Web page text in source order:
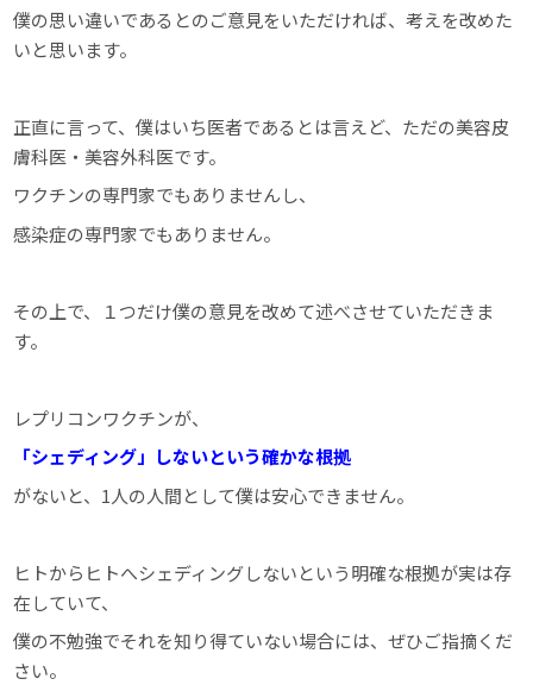
僕の思い違いであるとのご意見をいただければ、考えを改めた
いと思います。
正直に言って、僕はいち医者であるとは言えど、ただの美容皮
膚科医・美容外科医です。
ワクチンの専門家でもありませんし、
感染症の専門家でもありません。
その上で、１つだけ僕の意見を改めて述べさせていただきま
す。
レプリコンワクチンが、
「シェディング」しないという確かな根拠
がないと、1人の人間として僕は安心できません。
ヒトからヒトへシェディングしないという明確な根拠が実は存
在していて、
僕の不勉強でそれを知り得ていない場合には、ぜひご指摘くだ
さい。